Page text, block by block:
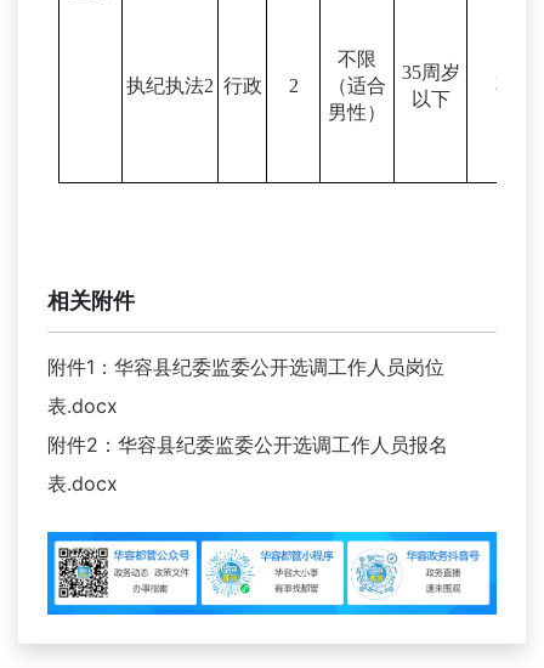
执纪执法2 行政 2
不限
（适合
男性）
35周岁
以下
不限
相关附件
附件1：华容县纪委监委公开选调工作人员岗位
表.docx
附件2：华容县纪委监委公开选调工作人员报名
表.docx